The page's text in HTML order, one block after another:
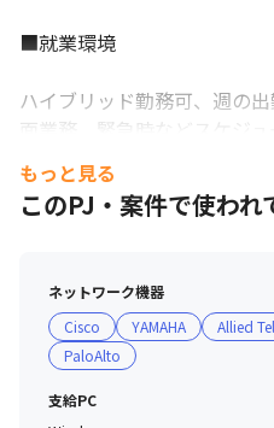
■就業環境
ハイブリッド勤務可、週の
面業務、緊急時などスケジ
ございます)。
個人ロッカー完備で、フリ
はその日の業務内容や気分
ップにも活用できます！
もっと見る
このPJ・案件で使われ
ネットワーク機器
Cisco
YAMAHA Allied
PaloAlto
支給PC